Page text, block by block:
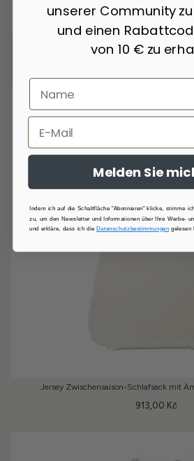
Jersey-Halbjahreszeitschlafsack mit
Jersey Zwischensaison-Schlafsack mit
913,00 Kč
unserer Community
und einen
von 10 € zu
Melden Sie
Indem ich auf die Schaltfläche "Abonnieren" klicke, stimme
zu, um den Newsletter und Informationen über Ihre Werbe-
und erkläre, dass ich dieDatenschutzbestimmungen gelesen